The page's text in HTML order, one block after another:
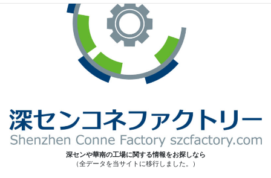
深センや華南の工場に関する情報をお探しなら
（全データを当サイトに移行しました。）